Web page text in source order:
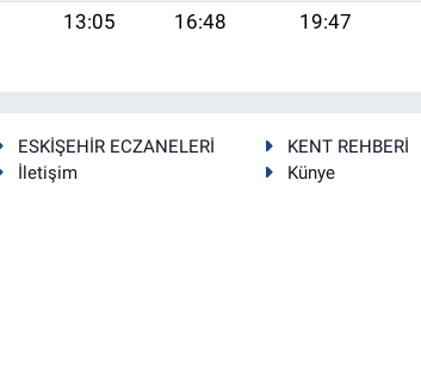
13:05 16:48 19:47
ESKİŞEHİR ECZANELERİ
KENT REHBERİ
İletişim
Künye